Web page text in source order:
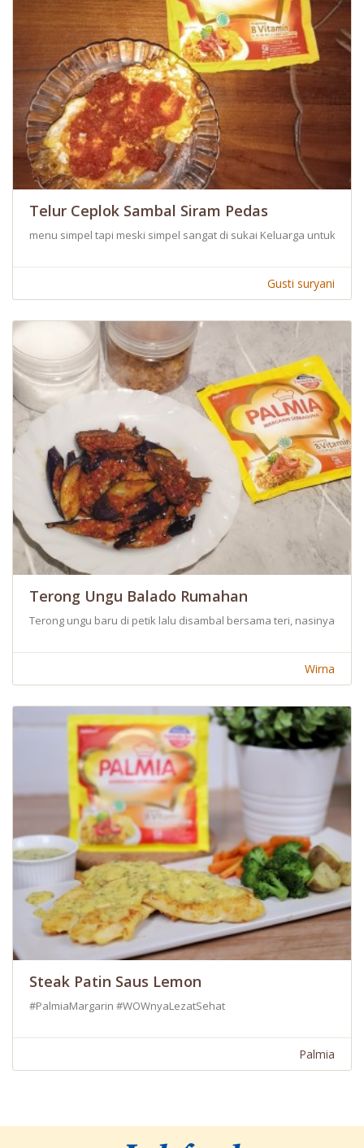
Telur Ceplok Sambal Siram Pedas
menu simpel tapi meski simpel sangat di sukai Keluarga untuk di
Gusti suryani
Terong Ungu Balado Rumahan
Terong ungu baru di petik lalu disambal bersama teri, nasinya
Wirna
Steak Patin Saus Lemon
#PalmiaMargarin #WOWnyaLezatSehat
Palmia